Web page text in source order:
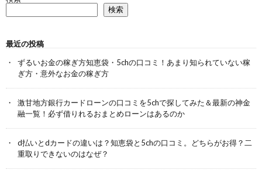
検索
最近の投稿
ずるいお金の稼ぎ方知恵袋・5chの口コミ！あまり知られていない稼
ぎ方・意外なお金の稼ぎ方
激甘地方銀行カードローンの口コミを5chで探してみた＆最新の神金
融一覧！必ず借りれるおまとめローンはあるのか
d払いとdカードの違いは？知恵袋と5chの口コミ。どちらがお得？二
重取りできないのはなぜ？